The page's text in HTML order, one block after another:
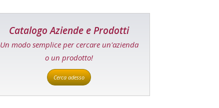
Catalogo Aziende e Prodotti
Un modo semplice per cercare un'azienda
o un prodotto!
Cerca adesso